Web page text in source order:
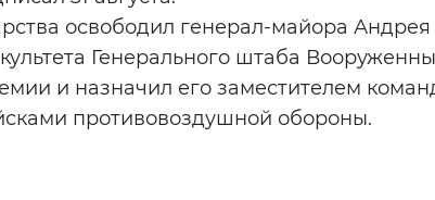
освободил генерал-майора Андрея
Генерального штаба
и назначил его заместителем
противовоздушной обороны.